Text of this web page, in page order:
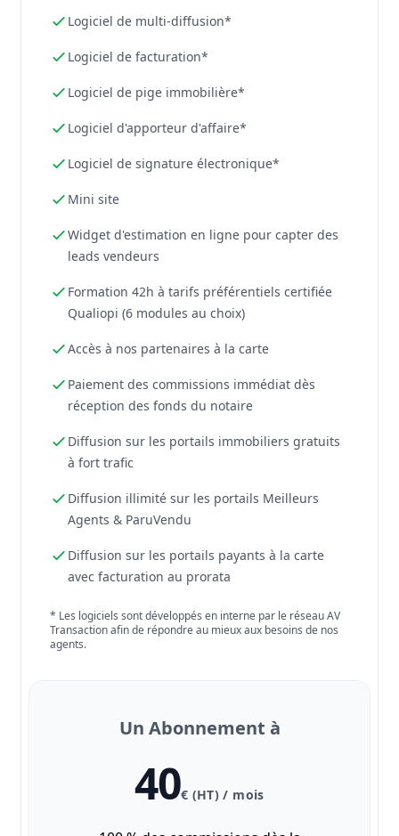
Logiciel de multi-diffusion*
Logiciel de facturation*
Logiciel de pige immobilière*
Logiciel d'apporteur d'affaire*
Logiciel de signature électronique*
Mini site
Widget d'estimation en ligne pour capter des
leads vendeurs
Formation 42h à tarifs préférentiels certifiée
Qualiopi (6 modules au choix)
Accès à nos partenaires à la carte
Paiement des commissions immédiat dès
réception des fonds du notaire
Diffusion sur les portails immobiliers gratuits
à fort trafic
Diffusion illimité sur les portails Meilleurs
Agents & ParuVendu
Diffusion sur les portails payants à la carte
avec facturation au prorata
* Les logiciels sont développés en interne par le réseau AV
Transaction afin de répondre au mieux aux besoins de nos
agents.
Un Abonnement à
40€ (HT) / mois